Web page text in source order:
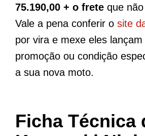
75.190,00 + o frete que
Vale a pena conferir o site
por vira e mexe eles
promoção ou condição
a sua nova moto.
Ficha Técnica